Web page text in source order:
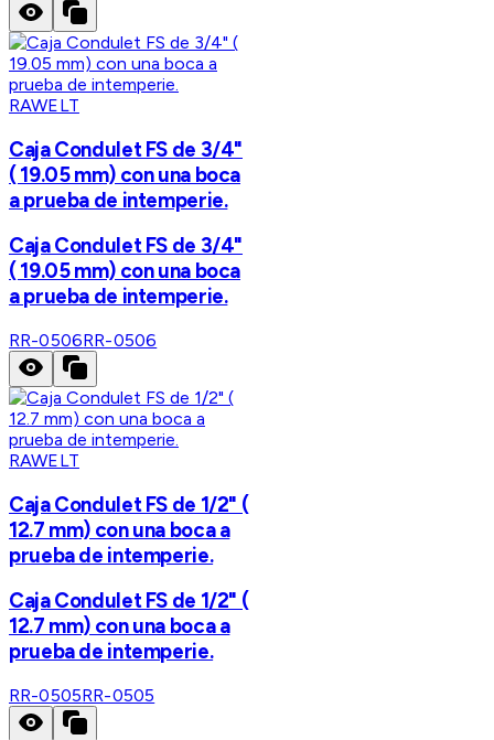
RAWELT
Caja Condulet FS de 3/4"
( 19.05 mm) con una boca
a prueba de intemperie.
Caja Condulet FS de 3/4"
( 19.05 mm) con una boca
a prueba de intemperie.
RR-0506RR-0506
RAWELT
Caja Condulet FS de 1/2" (
12.7 mm) con una boca a
prueba de intemperie.
Caja Condulet FS de 1/2" (
12.7 mm) con una boca a
prueba de intemperie.
RR-0505RR-0505